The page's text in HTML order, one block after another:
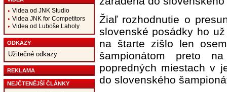
Videa od JNK Studio
Videa JNK for Competitors
Videa od Luboše Laholy
ODKAZY
Užitečné odkazy
REKLAMA
NEJČTENĚJŠÍ ČLÁNKY
Žiaľ rozhodnutie o
slovenské posádky ho
na štarte zišlo len
šampionátom preto
popredných miestach v
do slovenského